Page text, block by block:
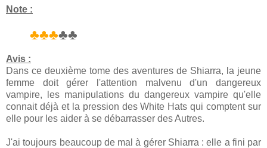
Note :
♣♣♣♣♣
Avis :
Dans ce deuxième tome des aventures de Shiarra, la jeune
femme doit gérer l'attention malvenu d'un dangereux
vampire, les manipulations du dangereux vampire qu'elle
connait déjà et la pression des White Hats qui comptent sur
elle pour les aider à se débarrasser des Autres.
J'ai toujours beaucoup de mal à gérer Shiarra : elle a fini par